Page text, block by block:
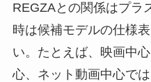
REGZAとの関係はプラ
時は候補モデルの仕様
い。たとえば、映画中
心、ネット動画中心で